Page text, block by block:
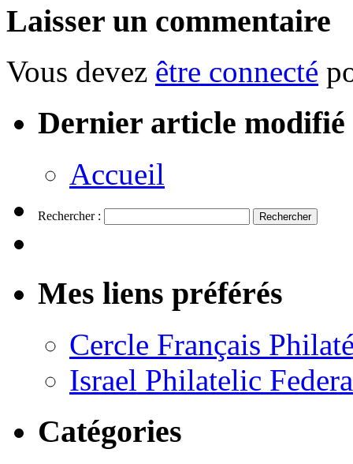
Laisser un commentaire
Vous devez être connecté
Dernier article modifié
Accueil
Rechercher :
Mes liens préférés
Cercle Français
Israel Philatelic
Catégories